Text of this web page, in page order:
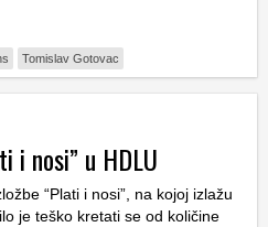
Tomislav Gotovac
i nosi” u HDLU
“Plati i nosi”, na kojoj izlažu
je teško kretati se od količine